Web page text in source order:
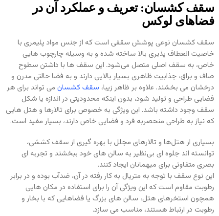
سقف کشسان: تعریف و عملکرد آن در
فضاهای لوکس
سقف کشسان نوعی پوشش سقفی است که از جنس مواد پلیمری با
خاصیت انعطاف‌ پذیری بالا ساخته شده و به وسیله چارچوب‌ هایی
خاص، به سقف اصلی متصل می‌شود. این سقف‌ ها با داشتن سطوح
صاف و براق، جذابیت ظاهری بسیار بالایی دارند و به فضا حالتی مدرن و
درخشان می‌ بخشند. علاوه بر ظاهر زیبا، سقف کشسان می‌ تواند برای هر
فضایی طراحی و تولید شود، بدون اینکه محدودیتی در اندازه یا شکل
سقف وجود داشته باشد. این ویژگی به خصوص برای تالارها و هتل‌ هایی
که نیاز به طراحی منحصربه‌ فرد و فضایی خاص دارند، بسیار مفید است.
بسیاری از هتل‌ها و تالارهای مجلل با بهره‌ گیری از سقف کششی،
توانسته‌ اند جلوه‌ ای بی‌نظیر به سالن‌ های خود ببخشند و تجربه‌ ای
بصری متفاوتی برای میهمانان ایجاد کنند.
این نوع سقف با توجه به متریال به کار رفته در آن، ضدآب بوده و در برابر
رطوبت مقاوم است که این ویژگی آن را برای استفاده در مکان‌ هایی
همچون استخرهای هتل، سالن‌ های بزرگ یا فضاهایی که با بخار و
رطوبت در ارتباط هستند، مناسب می‌ سازد.